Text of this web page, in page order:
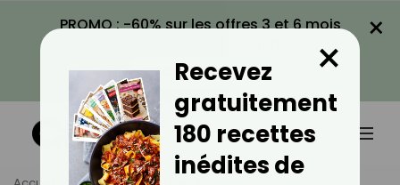
PROMO : -60% sur les offres 3 et 6 mois
VOIR LA PROMO
×
Recevez
gratuitement
180 recettes
inédites de
×